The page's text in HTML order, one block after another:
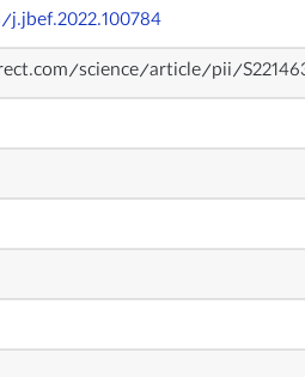
science/article/pii/